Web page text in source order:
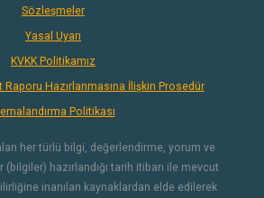
Sözleşmeler
Yasal Uyarı
KVKK Politikamız
Raporu Hazırlanmasına İlişkin Prosedür
Politikası
her türlü bilgi, değerlendirme, yorum ve
hazırlandığı tarih itibarı ile mevcut
inanılan kaynaklardan elde edilerek